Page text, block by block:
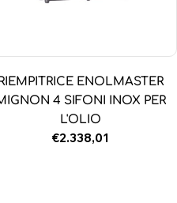
ENOLMASTER
4 SIFONI INOX PER
L'OLIO
Prezzo
€2.338,01